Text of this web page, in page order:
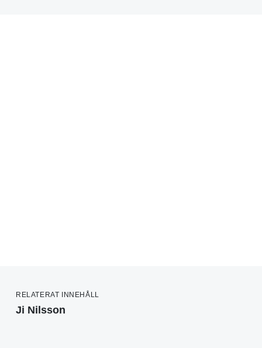
RELATERAT INNEHÅLL
Ji Nilsson